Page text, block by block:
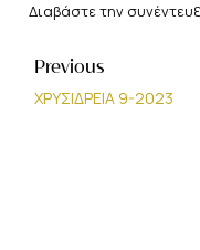
Διαβάστε την
Previous
ΧΡΥΣΙΔΡΕΙΑ 9-2023